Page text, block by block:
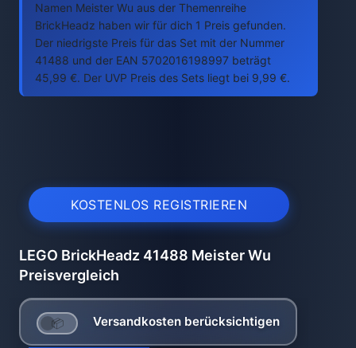
Namen Meister Wu aus der Themenreihe
BrickHeadz haben wir für dich 1 Preis gefunden.
Der niedrigste Preis für das Set mit der Nummer
41488 und der EAN 5702016198997 beträgt
45,99 €. Der UVP Preis des Sets liegt bei 9,99 €.
KOSTENLOS REGISTRIEREN
LEGO BrickHeadz 41488 Meister Wu
Preisvergleich
Versandkosten berücksichtigen